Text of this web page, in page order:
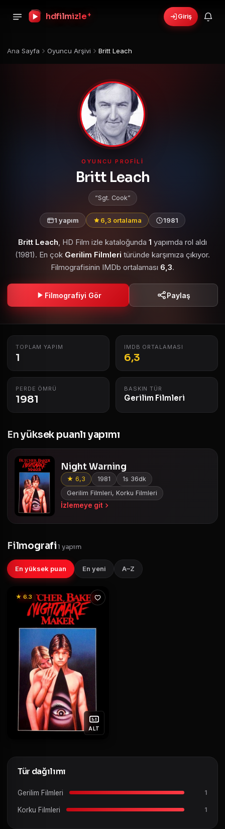
hdfilmizle + Giriş
Ana Sayfa Oyuncu Arşivi Britt Leach
OYUNCU PROFILI
Britt Leach
Sgt. Cook
1 yapım 6,3 ortalama 1981
Britt Leach, HD Film izle kataloğunda 1 yapımda rol aldı
(1981). En çok Gerilim Filmleri türünde karşımıza çıkıyor.
Filmografisinin IMDb ortalaması 6,3.
Filmografiyi Gör Paylaş
TOPLAM YAPIM
1
IMDB ORTALAMASI
6,3
PERDE ÖMRÜ
1981
BASKIN TÜR
Gerilim Filmleri
En yüksek puanlı yapımı
Night Warning
★ 6,3 1981
1s 36dk
Gerilim Filmleri, Korku Filmleri
İzlemeye git
Filmografi1 yapım
En yüksek puan En yeni A–Z
★ 6.3
ALT
Tür dağılımı
Gerilim Filmleri 1
Korku Filmleri 1